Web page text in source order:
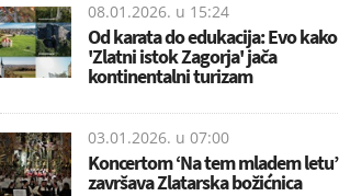
08.01.2026. u 15:24
Od karata do edukacija: Evo kako
'Zlatni istok Zagorja' jača
kontinentalni turizam
03.01.2026. u 07:00
Koncertom ‘Na tem mladem letu’
završava Zlatarska božićnica